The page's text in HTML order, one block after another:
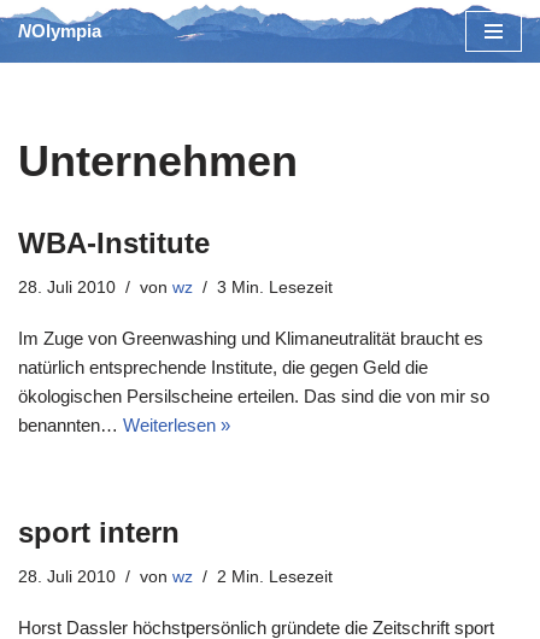
Zum
NOlympia
Unternehmen
WBA-Institute
28. Juli 2010 von wz 3 Min. Lesezeit
Im Zuge von Greenwashing und Klimaneutralität braucht es
natürlich entsprechende Institute, die gegen Geld die
ökologischen Persilscheine erteilen. Das sind die von mir so
benannten… Weiterlesen »
sport intern
28. Juli 2010 von wz 2 Min. Lesezeit
Horst Dassler höchstpersönlich gründete die Zeitschrift sport